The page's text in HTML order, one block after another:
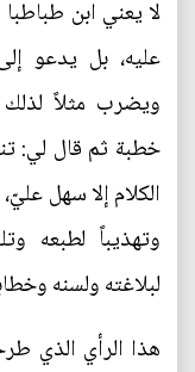
لا يعني ابن
عليه، بل يدعو
ويضرب مثلاً
خطبة ثم قال لي:
الكلام إلا سهل
وتهذيباً لطبعه
لبلاغته ولسنه
هذا الرأي الذي